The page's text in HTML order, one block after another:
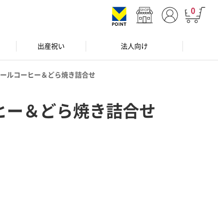
0
出産祝い 法人向け
ルコーヒー＆どら焼き詰合せ
ー＆どら焼き詰合せ